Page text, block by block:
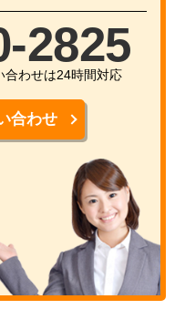
2825
わせは24時間対応
合わせ